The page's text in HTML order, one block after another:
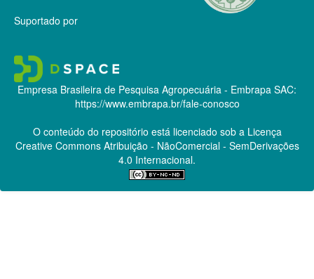
Suportado por
Empresa Brasileira de Pesquisa Agropecuária - Embrapa SAC:
https://www.embrapa.br/fale-conosco
O conteúdo do repositório está licenciado sob a Licença
Creative CommonsAtribuição - NãoComercial - SemDerivações
4.0 Internacional.